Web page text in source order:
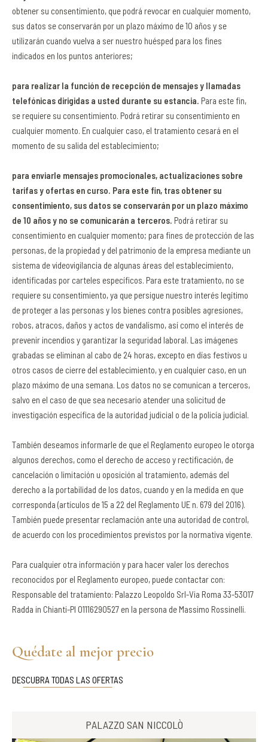
obtener su consentimiento, que podrá revocar en cualquier momento,
sus datos se conservarán por un plazo máximo de 10 años y se
utilizarán cuando vuelva a ser nuestro huésped para los fines
indicados en los puntos anteriores;
para realizar la función de recepción de mensajes y llamadas
telefónicas dirigidas a usted durante su estancia. Para este fin,
se requiere su consentimiento. Podrá retirar su consentimiento en
cualquier momento. En cualquier caso, el tratamiento cesará en el
momento de su salida del establecimiento;
para enviarle mensajes promocionales, actualizaciones sobre
tarifas y ofertas en curso. Para este fin, tras obtener su
consentimiento, sus datos se conservarán por un plazo máximo
de 10 años y no se comunicarán a terceros. Podrá retirar su
consentimiento en cualquier momento; para fines de protección de las
personas, de la propiedad y del patrimonio de la empresa mediante un
sistema de videovigilancia de algunas áreas del establecimiento,
identificadas por carteles específicos. Para este tratamiento, no se
requiere su consentimiento, ya que persigue nuestro interés legítimo
de proteger a las personas y los bienes contra posibles agresiones,
robos, atracos, daños y actos de vandalismo, así como el interés de
prevenir incendios y garantizar la seguridad laboral. Las imágenes
grabadas se eliminan al cabo de 24 horas, excepto en días festivos u
otros casos de cierre del establecimiento, y en cualquier caso, en un
plazo máximo de una semana. Los datos no se comunican a terceros,
salvo en el caso de que sea necesario atender una solicitud de
investigación específica de la autoridad judicial o de la policía judicial.
También deseamos informarle de que el Reglamento europeo le otorga
algunos derechos, como el derecho de acceso y rectificación, de
cancelación o limitación u oposición al tratamiento, además del
derecho a la portabilidad de los datos, cuando y en la medida en que
corresponda (artículos de 15 a 22 del Reglamento UE n. 679 del 2016).
También puede presentar reclamación ante una autoridad de control,
de acuerdo con los procedimientos previstos por la normativa vigente.
Para cualquier otra información y para hacer valer los derechos
reconocidos por el Reglamento europeo, puede contactar con:
Responsable del tratamiento: Palazzo Leopoldo Srl-Via Roma 33-53017
Radda in Chianti-PI 01116290527 en la persona de Massimo Rossinelli.
Quédate al mejor precio
DESCUBRA TODAS LAS OFERTAS
PALAZZO SAN NICCOLÒ